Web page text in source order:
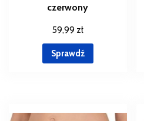
czerwony
59,99 zł
Sprawdź